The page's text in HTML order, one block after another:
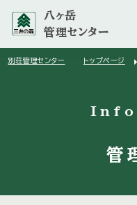
八ヶ岳
管理センター
別荘管理センター トップページ arrow_right
管